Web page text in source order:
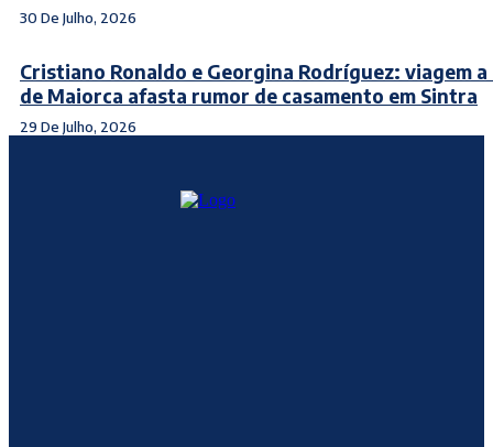
30 De Julho, 2026
Cristiano Ronaldo e Georgina Rodríguez: viagem a
de Maiorca afasta rumor de casamento em Sintra
29 De Julho, 2026